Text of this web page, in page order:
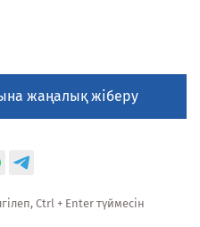
жаңалық жіберу
Ctrl + Enter түймесін